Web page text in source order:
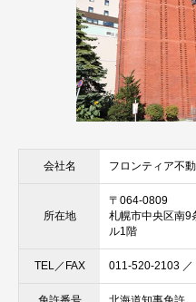
会社名 フロンティア不
所在地
〒064-0809
札幌市中央区南
ル1階
TEL／FAX 011-520-2103